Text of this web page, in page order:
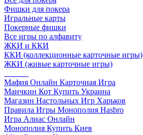
Фишки для покера
Игральные карты
Покерные фишки
Все игры по алфавиту
ЖКИ и ККИ
ККИ (коллекционные карточные игры)
ЖКИ (живые карточные игры)
Мафия Онлайн Карточная Игра
Манчкин Кот Купить Украина
Магазин Настольных Игр Харьков
Правила Игры Монополия Hasbro
Игра Алиас Онлайн
Монополия Купить Киев